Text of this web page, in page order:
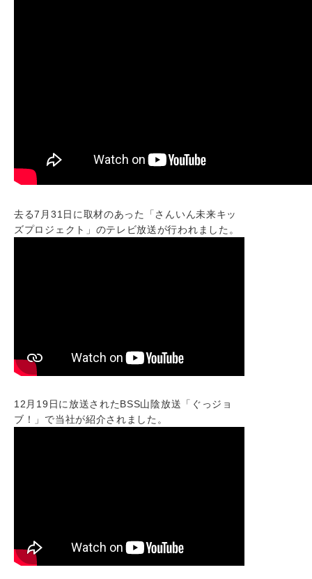
去る7月31日に取材のあった「さんいん未来キッ
ズプロジェクト」のテレビ放送が行われました。
12月19日に放送されたBSS山陰放送「ぐっジョ
ブ！」で当社が紹介されました。